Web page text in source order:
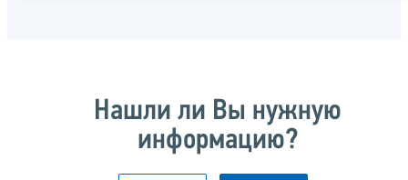
Нашли ли Вы нужную
информацию?